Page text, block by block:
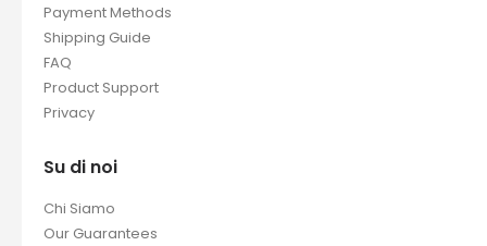
Payment Methods
Shipping Guide
FAQ
Product Support
Privacy
Su di noi
Chi Siamo
Our Guarantees